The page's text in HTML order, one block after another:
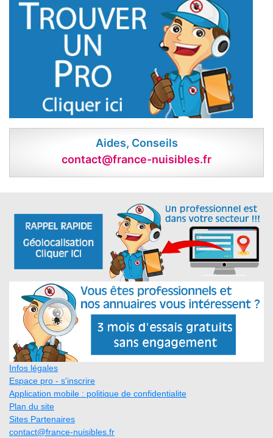
Aides, Conseils
contact@france-nuisibles.fr
Infos légales
Espace pro - s'inscrire
Application mobile : politique de confidentialite
Plan du site
Sites Partenaires
contact@france-nuisibles.fr